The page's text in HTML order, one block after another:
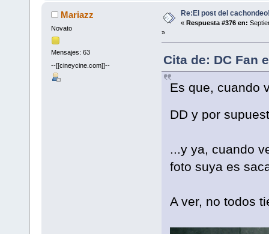
Mariazz
Novato
Mensajes: 63
--[[cineycine.com]]--
Re:El post del
« Respuesta #376 en:
»
Cita de: DC Fan
Es que, cuando
DD y por
...y ya, cuando
foto suya es
A ver, no todos